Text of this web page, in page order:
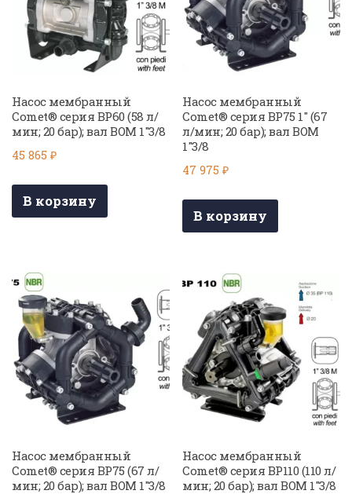
Насос мембранный
Comet® серия BP60 (58 л/
мин; 20 бар); вал ВОМ 1″3/8
45 865 ₽
В корзину
Насос мембранный
Comet® серия BP75 1″ (67
л/мин; 20 бар); вал ВОМ
1″3/8
47 975₽
В корзину
Насос мембранный
Comet® серия BP75 (67 л/
мин; 20 бар); вал ВОМ 1″3/8
Насос мембранный
Comet® серия BP110 (110 л/
мин; 20 бар); вал ВОМ 1″3/8